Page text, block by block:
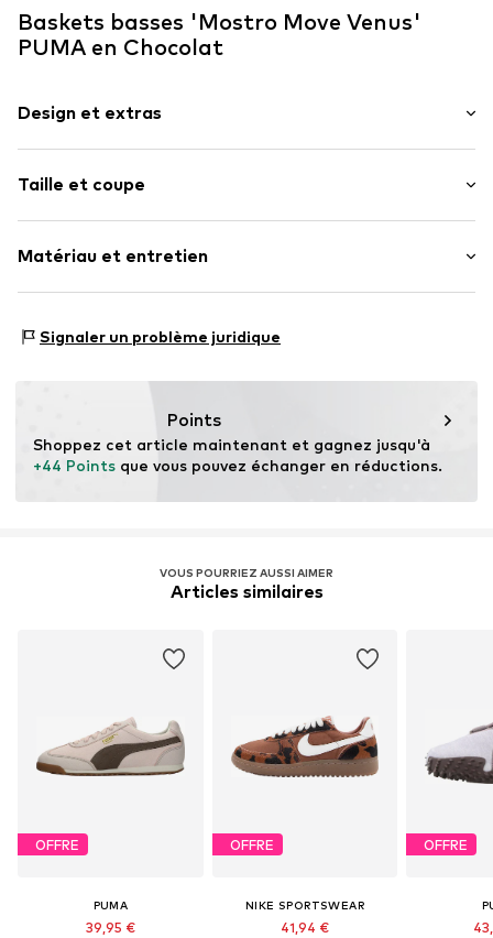
Baskets basses 'Mostro Move Venus'
PUMA en Chocolat
Design et extras
Cuir
Bout rond
Empiècement élastique
Antidérapant
PUMcjod001000001
Taille et coupe
Matériau et entretien
Doublure et semelle de propreté : Textile
Pays d'origine : Cambodge
Signaler un problème juridique
Points
+44 Points que vous pouvez échanger en réductions.
VOUS POURRIEZ AUSSI AIMER
Articles similaires
OFFRE
PUMA
39,95 €
OFFRE
NIKE SPORTSWEAR
41,94 €
OFFRE